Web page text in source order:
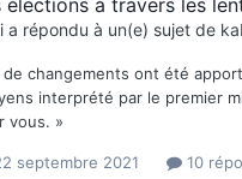
a répondu à un(e) sujet de
de changements ont été
interprété par le premier
vous. »
septembre 2021 10